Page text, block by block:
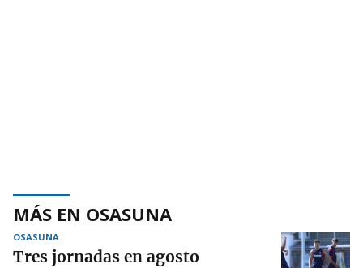
MÁS EN OSASUNA
OSASUNA
Tres jornadas en agosto